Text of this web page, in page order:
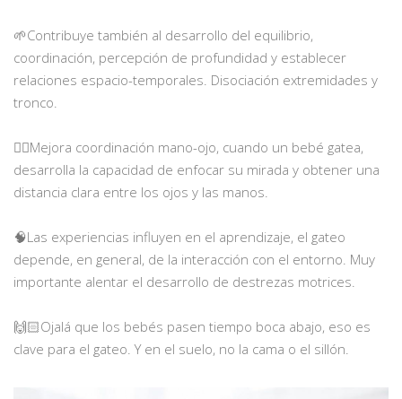
🌱Contribuye también al desarrollo del equilibrio,
coordinación, percepción de profundidad y establecer
relaciones espacio-temporales. Disociación extremidades y
tronco.
👌🏼Mejora coordinación mano-ojo, cuando un bebé gatea,
desarrolla la capacidad de enfocar su mirada y obtener una
distancia clara entre los ojos y las manos.
🧠Las experiencias influyen en el aprendizaje, el gateo
depende, en general, de la interacción con el entorno. Muy
importante alentar el desarrollo de destrezas motrices.
🙌🏻Ojalá que los bebés pasen tiempo boca abajo, eso es
clave para el gateo. Y en el suelo, no la cama o el sillón.